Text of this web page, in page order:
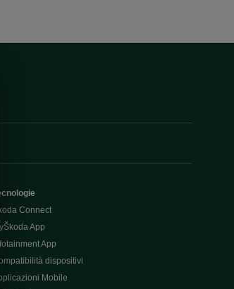
Connect
App
App
dispositivi
Mobile